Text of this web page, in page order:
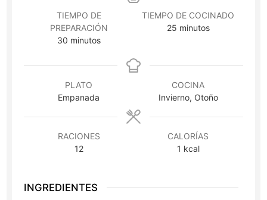
TIEMPO DE
PREPARACIÓN
30minutos
minutos
TIEMPO DE COCINADO
25minutos
minutos
PLATO
Empanada
COCINA
Invierno, Otoño
RACIONES
12
CALORÍAS
1 kcal
INGREDIENTES